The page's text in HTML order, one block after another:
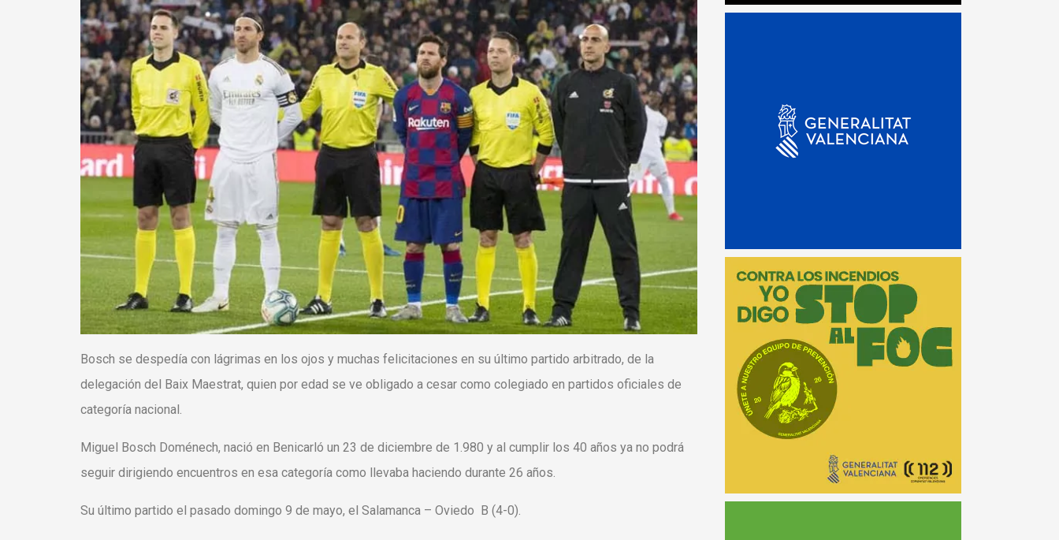
Bosch se despedía con lágrimas en los ojos y muchas felicitaciones en su último partido arbitrado, de la
delegación del Baix Maestrat, quien por edad se ve obligado a cesar como colegiado en partidos oficiales de
categoría nacional.
Miguel Bosch Doménech, nació en Benicarló un 23 de diciembre de 1.980 y al cumplir los 40 años ya no podrá
seguir dirigiendo encuentros en esa categoría como llevaba haciendo durante 26 años.
Su último partido el pasado domingo 9 de mayo, el Salamanca – Oviedo B (4-0).